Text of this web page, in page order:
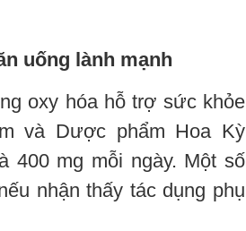
uống lành mạnh
oxy hóa hỗ trợ sức khỏe
và Dược phẩm Hoa Kỳ
400 mg mỗi ngày. Một số
nhận thấy tác dụng phụ